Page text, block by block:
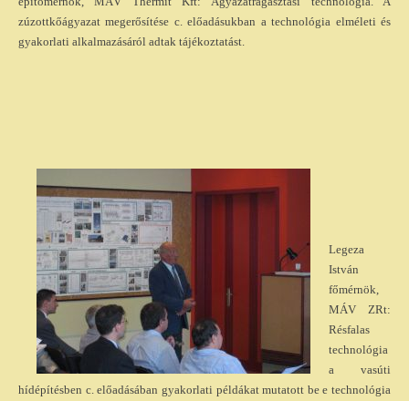
zúzottkőágyazat megerősítése c. előadásukban a technológia elméleti és
gyakorlati alkalmazásáról adtak tájékoztatást.
Legeza
István
főmérnök,
MÁV ZRt:
Résfalas
technológia
a vasúti
hídépítésben c. előadásában gyakorlati példákat mutatott be e technológia